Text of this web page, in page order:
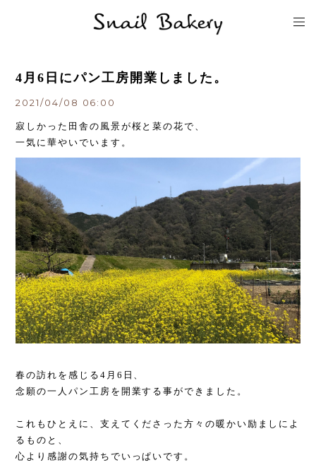
4月6日にパン工房開業しました。
2021/04/08 06:00
寂しかった田舎の風景が桜と菜の花で、
一気に華やいでいます。
春の訪れを感じる4月6日、
念願の一人パン工房を 開業する事ができました。
これもひとえに、支えてくださった方々の暖かい励ましによ
るものと、
心より感謝の気持ちでいっぱいです。